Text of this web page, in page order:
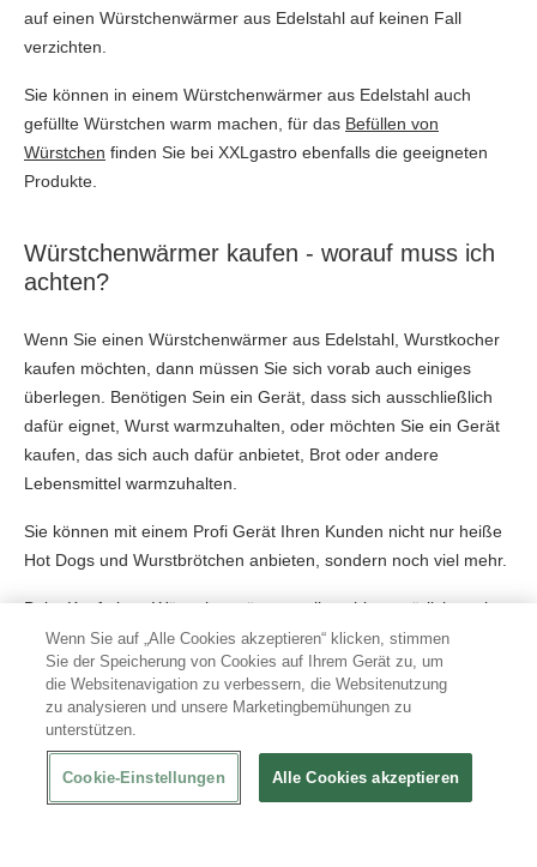
auf einen Würstchenwärmer aus Edelstahl auf keinen Fall
verzichten.
Sie können in einem Würstchenwärmer aus Edelstahl auch
gefüllte Würstchen warm machen, für das Befüllen von
Würstchen finden Sie bei XXLgastro ebenfalls die geeigneten
Produkte.
Würstchenwärmer kaufen - worauf muss ich
achten?
Wenn Sie einen Würstchenwärmer aus Edelstahl, Wurstkocher
kaufen möchten, dann müssen Sie sich vorab auch einiges
überlegen. Benötigen Sein ein Gerät, dass sich ausschließlich
dafür eignet, Wurst warmzuhalten, oder möchten Sie ein Gerät
kaufen, das sich auch dafür anbietet, Brot oder andere
Lebensmittel warmzuhalten.
Sie können mit einem Profi Gerät Ihren Kunden nicht nur heiße
Hot Dogs und Wurstbrötchen anbieten, sondern noch viel mehr.
Beim Kauf eines Würstchenwärmers gilt es hier natürlich auch
die Qualität des Gerätes zu achten. So empfiehlt es sich, dass
man sich ausschließlich für Gerät von namhaften Herstellern
und bekannte Marken entscheiden.
Würstchenwärmer zum fairen Preis
Wenn Sie auf „Alle Cookies akzeptieren“ klicken, stimmen
Sie der Speicherung von Cookies auf Ihrem Gerät zu, um
die Websitenavigation zu verbessern, die Websitenutzung
zu analysieren und unsere Marketingbemühungen zu
unterstützen.
Cookie-Einstellungen Alle Cookies akzeptieren